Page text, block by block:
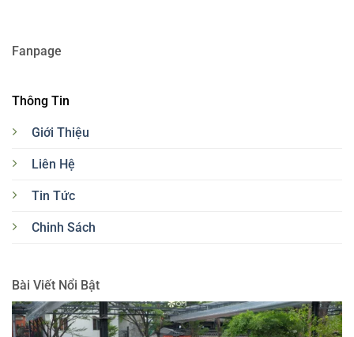
Thông Tin
Giới Thiệu
Liên Hệ
Tin Tức
Chinh Sách
Bài Viết Nổi Bật
Fanpage